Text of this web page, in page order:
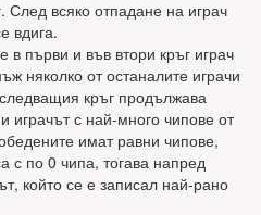
След всяко отпадане на играч
вдига.
в първи и във втори кръг играч
няколко от останалите играчи
кръг продължава
играчът с най-много чипове от
имат равни чипове,
с по 0 чипа, тогава напред
който се е записал най-рано